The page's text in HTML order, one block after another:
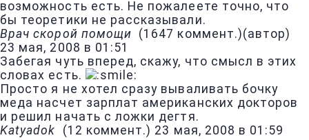
возможность есть. Не пожалеете точно, что
бы теоретики не рассказывали.
Врач скорой помощи (1647 коммент.)(автор)
23 мая, 2008 в 01:51
Забегая чуть вперед, скажу, что смысл в этих
словах есть.
Просто я не хотел сразу вываливать бочку
меда насчет зарплат американских докторов
и решил начать с ложки дегтя.
Katyadok (12 коммент.) 23 мая, 2008 в 01:59